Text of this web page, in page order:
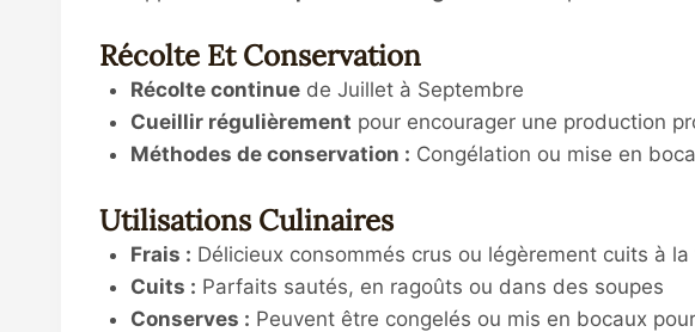
Récolte Et Conservation
Récolte continuede Juillet à Septembre
Cueillir régulièrement pour encourager une production
Méthodes de conservation : Congélation ou mise en
Utilisations Culinaires
Frais : Délicieux consommés crus ou légèrement cuits à la
Cuits : Parfaits sautés, en ragoûts ou dans des soupes
Conserves : Peuvent être congelés ou mis en bocaux